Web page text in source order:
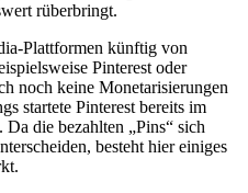
rüberbringt.
Plattformen künftig von
Pinterest oder
noch keine Monetarisierungen
startete Pinterest bereits im
die bezahlten „Pins“ sich
besteht hier einiges